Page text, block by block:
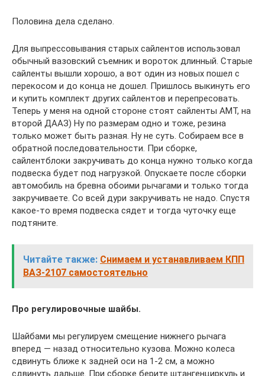
Половина дела сделано.
Для выпрессовывания старых сайлентов использовал
обычный вазовский съемник и вороток длинный. Старые
сайленты вышли хорошо, а вот один из новых пошел с
перекосом и до конца не дошел. Пришлось выкинуть его
и купить комплект других сайлентов и перепресовать.
Теперь у меня на одной стороне стоят сайленты АМТ, на
второй ДААЗ) Ну по размерам одно и тоже, резина
только может быть разная. Ну не суть. Собираем все в
обратной последовательности. При сборке,
сайлентблоки закручивать до конца нужно только когда
подвеска будет под нагрузкой. Опускаете после сборки
автомобиль на бревна обоими рычагами и только тогда
закручиваете. Со всей дури закручивать не надо. Спустя
какое-то время подвеска сядет и тогда чуточку еще
подтяните.
Читайте также: Снимаем и устанавливаем КПП
ВАЗ-2107 самостоятельно
Про регулировочные шайбы.
Шайбами мы регулируем смещение нижнего рычага
вперед — назад относительно кузова. Можно колеса
сдвинуть ближе к задней оси на 1-2 см, а можно
сдвинуть дальше. При сборке берите штангенциркуль и